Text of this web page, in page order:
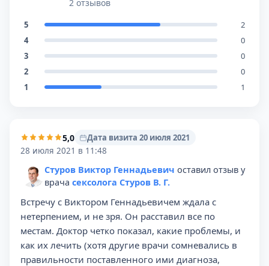
2 отзывов
5
2
4
0
3
0
2
0
1
1
5,0
Дата визита 20 июля 2021
28 июля 2021 в 11:48
Стуров Виктор Геннадьевич оставил отзыв у
врача сексолога Стуров В. Г.
Встречу с Виктором Геннадьевичем ждала с
нетерпением, и не зря. Он расставил все по
местам. Доктор четко показал, какие проблемы, и
как их лечить (хотя другие врачи сомневались в
правильности поставленного ими диагноза,